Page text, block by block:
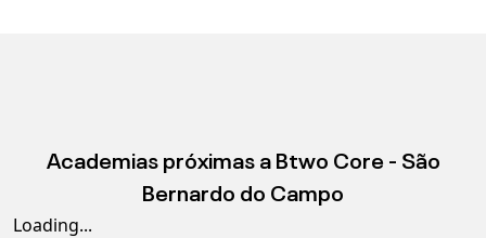
Academias próximas a Btwo Core - São
Bernardo do Campo
Loading...